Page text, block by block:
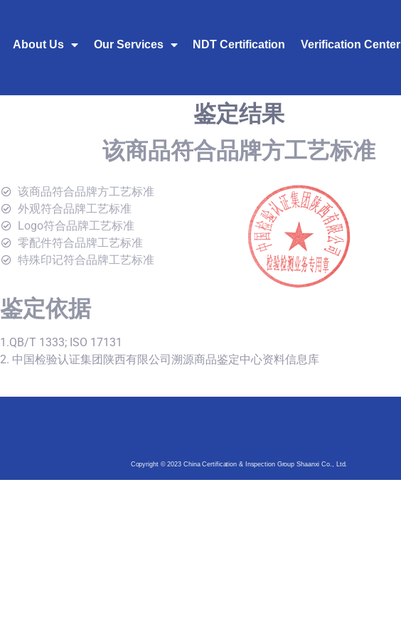
About Us Our Services NDT Certification Verification Center
鉴定结果
该商品符合品牌方工艺标准
该商品符合品牌方工艺标准
外观符合品牌工艺标准
Logo符合品牌工艺标准
零配件符合品牌工艺标准
特殊印记符合品牌工艺标准
鉴定依据
1.QB/T 1333; ISO 17131
2. 中国检验认证集团陕西有限公司溯源商品鉴定中心资料信息库
Copyright © 2023 China Certification & Inspection Group Shaanxi Co., Ltd.